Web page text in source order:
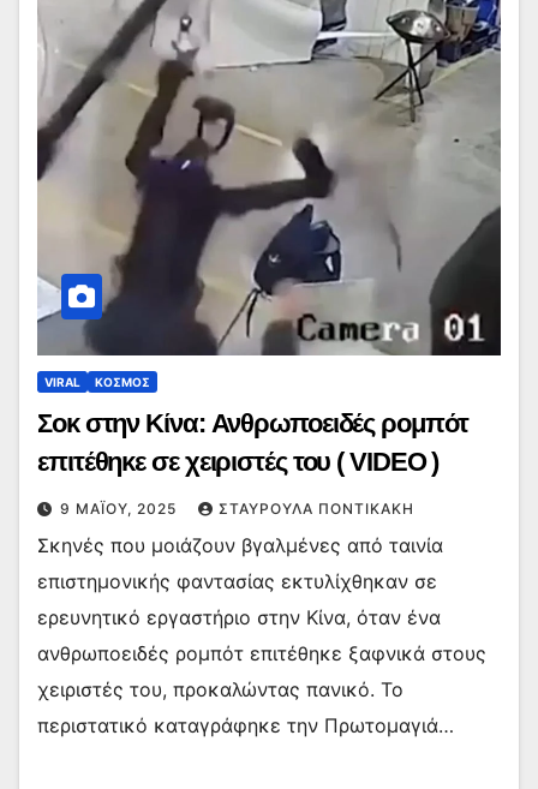
VIRAL ΚΟΣΜΟΣ
Σοκ στην Κίνα: Ανθρωποειδές ρομπότ
επιτέθηκε σε χειριστές του ( VIDEO )
9 ΜΑΪ́ΟΥ, 2025 ΣΤΑΥΡΟΎΛΑ ΠΟΝΤΙΚΆΚΗ
Σκηνές που μοιάζουν βγαλμένες από ταινία
επιστημονικής φαντασίας εκτυλίχθηκαν σε
ερευνητικό εργαστήριο στην Κίνα, όταν ένα
ανθρωποειδές ρομπότ επιτέθηκε ξαφνικά στους
χειριστές του, προκαλώντας πανικό. Το
περιστατικό καταγράφηκε την Πρωτομαγιά…